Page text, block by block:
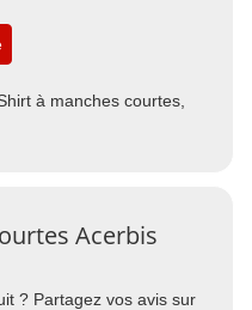
à manches courtes,
Acerbis
? Partagez vos avis sur